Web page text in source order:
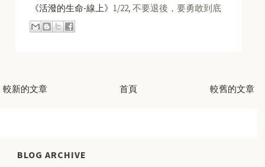
《活潑的生命-線上》 1/22, 不要退後，要勇敢到底
較新的文章 較舊的文章
首頁
BLOG ARCHIVE